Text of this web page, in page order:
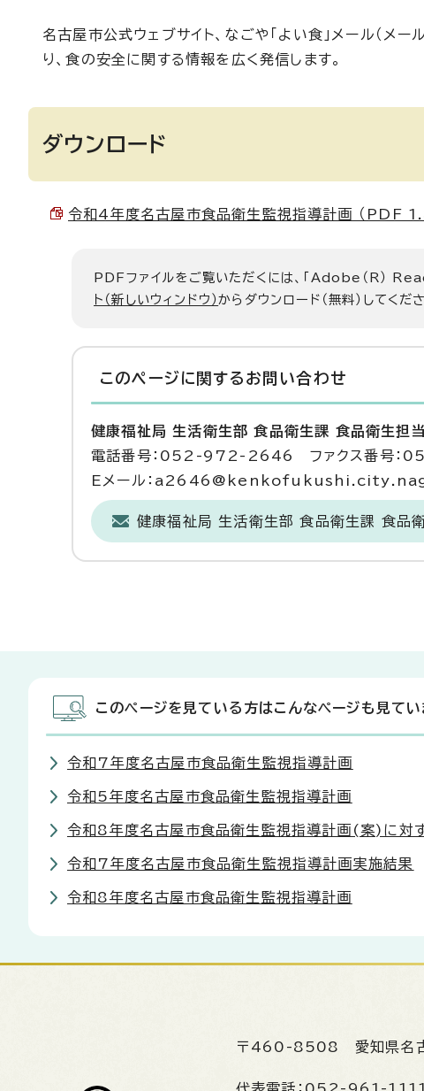
名古屋市公式ウェブサイト、なごや「よい食」メール（メ
り、食の安全に関する情報を広く発信します。
ダウンロード
令和4年度名古屋市食品衛生監視指導計画 （PDF
PDFファイルをご覧いただくには、「Adobe（R）
ト（新しいウィンドウ）からダウンロード（無料）してくださ
このページに関する お問い合わせ
健康福祉局 生活衛生部 食品衛生課 食品衛生担当
電話番号：052-972-2646 ファクス番号
Eメール：
健康福祉局 生活衛生部 食品衛生課 食品
このページを見ている方はこんなページも見てい
令和7年度名古屋市食品衛生監視指導計画
令和5年度名古屋市食品衛生監視指導計画
令和8年度名古屋市食品衛生監視指導計画(案)に対
令和7年度名古屋市食品衛生監視指導計画実施結果
令和8年度名古屋市食品衛生監視指導計画
〒460-8508 愛知県名